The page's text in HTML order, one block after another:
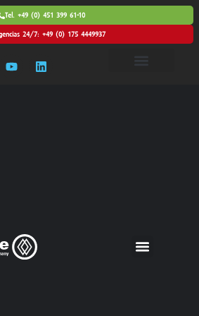
Tel. +49 (0) 451 399 61-10
24/7: +49 (0) 175 4449937